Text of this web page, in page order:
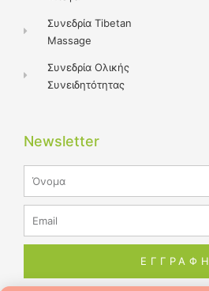
Συνεδρία Tibetan
Massage
Συνεδρία Ολικής
Συνειδητότητας
Newsletter
ΕΓΓΡΑΦΗ